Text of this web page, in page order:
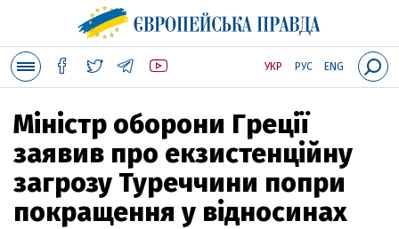
УКР РУС ENG
Міністр оборони Греції
заявив про екзистенційну
загрозу Туреччини попри
покращення у відносинах